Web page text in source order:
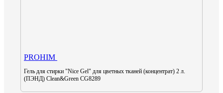
PROHIM
Гель для стирки "Nice Gel" для цветных тканей (концентрат) 2 л.
(ПЭНД) Clean&Green CG8289